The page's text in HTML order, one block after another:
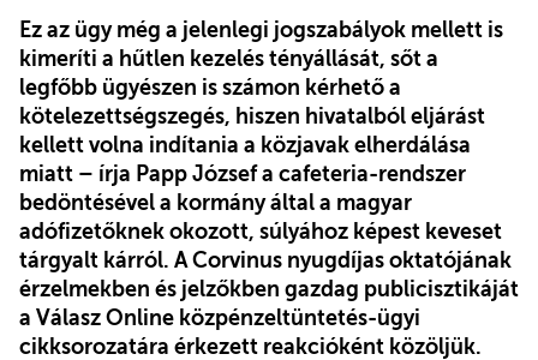
Ez az ügy még a jelenlegi jogszabályok mellett is
kimeríti a hűtlen kezelés tényállását, sőt a
legfőbb ügyészen is számon kérhető a
kötelezettségszegés, hiszen hivatalból eljárást
kellett volna indítania a közjavak elherdálása
miatt – írja Papp József a cafeteria-rendszer
bedöntésével a kormány által a magyar
adófizetőknek okozott, súlyához képest keveset
tárgyalt kárról. A Corvinus nyugdíjas oktatójának
érzelmekben és jelzőkben gazdag publicisztikáját
a Válasz Online közpénzeltüntetés-ügyi
cikksorozatára érkezett reakcióként közöljük.